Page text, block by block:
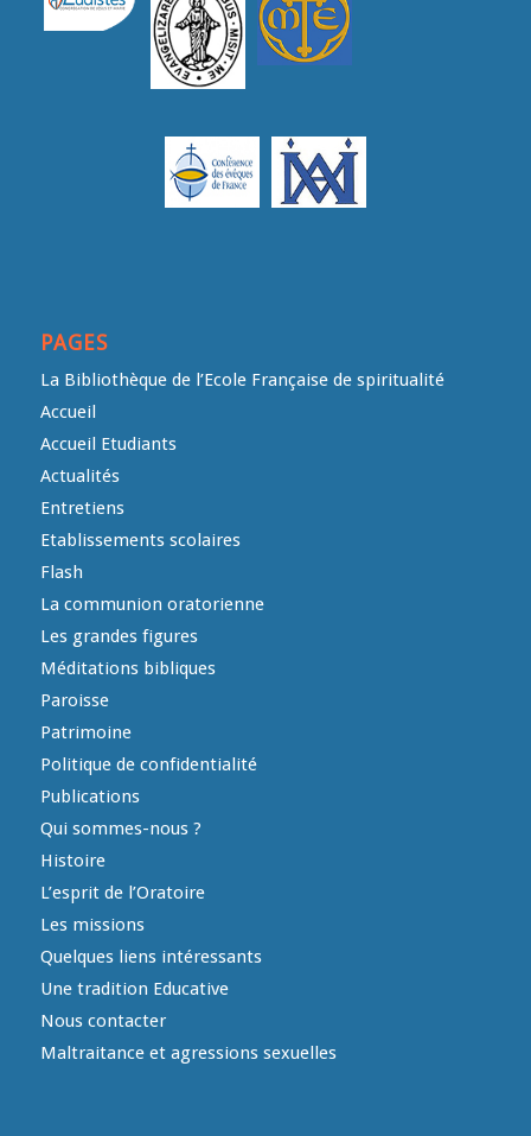
PAGES
La Bibliothèque de l’Ecole Française de spiritualité
Accueil
Accueil Etudiants
Actualités
Entretiens
Etablissements scolaires
Flash
La communion oratorienne
Les grandes figures
Méditations bibliques
Paroisse
Patrimoine
Politique de confidentialité
Publications
Qui sommes-nous ?
Histoire
L’esprit de l’Oratoire
Les missions
Quelques liens intéressants
Une tradition Educative
Nous contacter
Maltraitance et agressions sexuelles